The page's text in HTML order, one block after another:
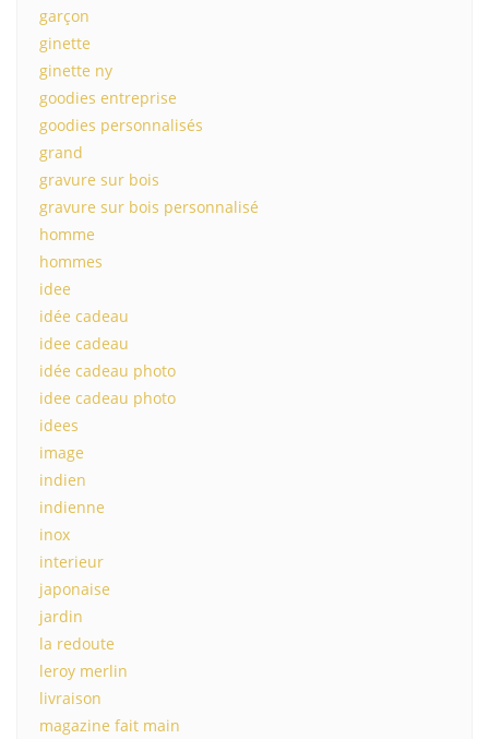
garçon
ginette
ginette ny
goodies entreprise
goodies personnalisés
grand
gravure sur bois
gravure sur bois personnalisé
homme
hommes
idee
idée cadeau
idee cadeau
idée cadeau photo
idee cadeau photo
idees
image
indien
indienne
inox
interieur
japonaise
jardin
la redoute
leroy merlin
livraison
magazine fait main